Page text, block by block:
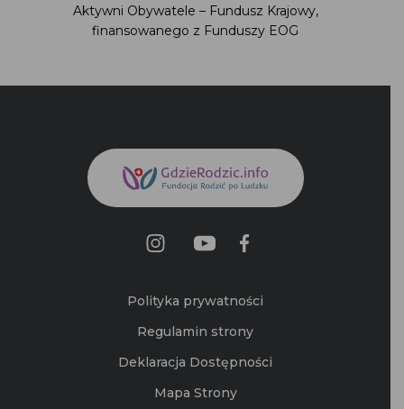
Aktywni Obywatele – Fundusz Krajowy,
finansowanego z Funduszy EOG
Polityka prywatności
Regulamin strony
Deklaracja Dostępności
Mapa Strony